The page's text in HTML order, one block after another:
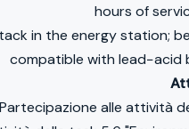
hours of
in the energy station;
compatible with lead−acid
Partecipazione alle attività